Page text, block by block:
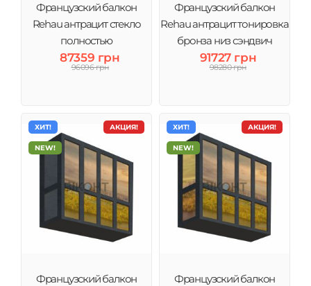
Французский балкон
Rehau антрацит стекло
полностью
87359 грн
96096 грн
Французский балкон
Rehau антрацит тонировка
бронза низ сэндвич
91727 грн
98280 грн
АКЦИЯ!
ХИТ!
NEW!
Французский балкон
АКЦИЯ!
ХИТ!
NEW!
Французский балкон